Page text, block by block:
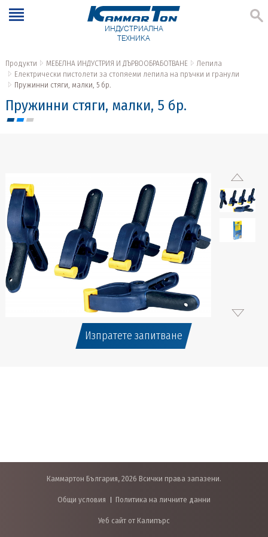
ИНДУСТРИАЛНА
ТЕХНИКА
Продукти МЕБЕЛНА ИНДУСТРИЯ И ДЪРВООБРАБОТВАНЕ
Лепила
Електрически пистолети за стопяеми лепила на пръчки и гранули
Пружинни стяги, малки, 5 бр.
Пружинни стяги, малки, 5 бр.
Изпратете запитване
Каммартон България, 2026 Всички права запазени.
Общи условия Политика на личните данни
Уеб сайт от Калипърс